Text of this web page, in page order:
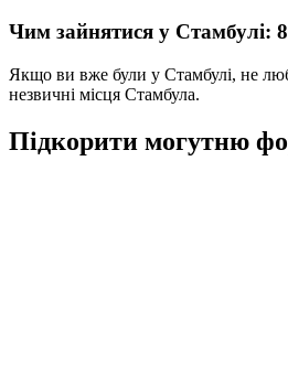
Чим зайнятися у Стамбулі:
Якщо ви вже були у Стамбулі, не
незвичні місця Стамбула.
Підкорити могутню